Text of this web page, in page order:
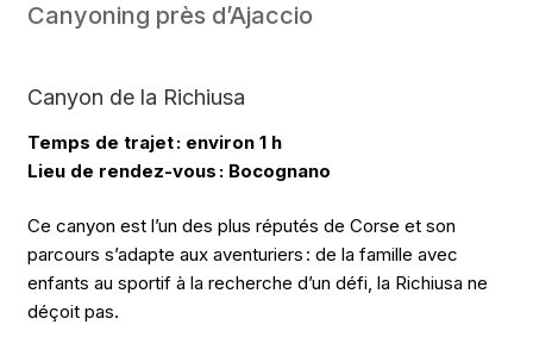
Canyoning près d’Ajaccio
Canyon de la Richiusa
Temps de trajet : environ 1 h
Lieu de rendez-vous : Bocognano
Ce canyon est l’un des plus réputés de Corse et son
parcours s’adapte aux aventuriers : de la famille avec
enfants au sportif à la recherche d’un défi, la Richiusa ne
déçoit pas.